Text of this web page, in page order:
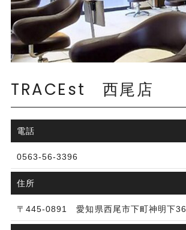
TRACEst 西尾店
電話
0563-56-3396
住所
〒445-0891 愛知県西尾市下町神明下36